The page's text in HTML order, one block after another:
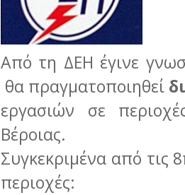
Από τη ΔΕΗ έγινε
θα πραγματοποιηθεί
εργασιών σε
Βέροιας.
Συγκεκριμένα από τις
περιοχές: